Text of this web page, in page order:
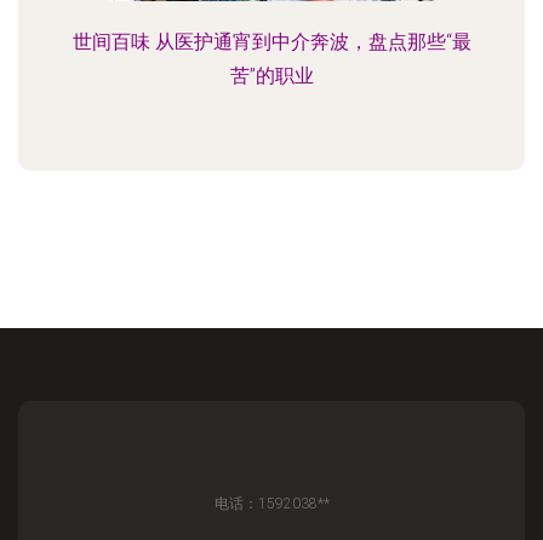
世间百味 从医护通宵到中介奔波，盘点那些“最
苦”的职业
电话：1592038**